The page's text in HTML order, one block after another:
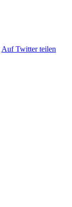
Auf Twitter teilen